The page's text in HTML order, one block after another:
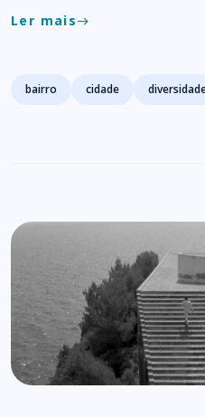
Ler maiseast
Tags
bairro cidade